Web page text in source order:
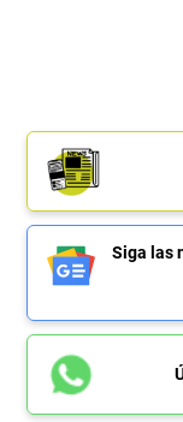
Siga las